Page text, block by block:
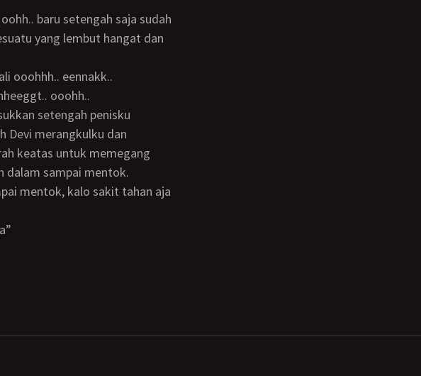
yang lembut hangat dan
ooohhh.. eennakk..
ooohh..
Devi merangkulku dan
keatas untuk memegang
dalam sampai mentok.